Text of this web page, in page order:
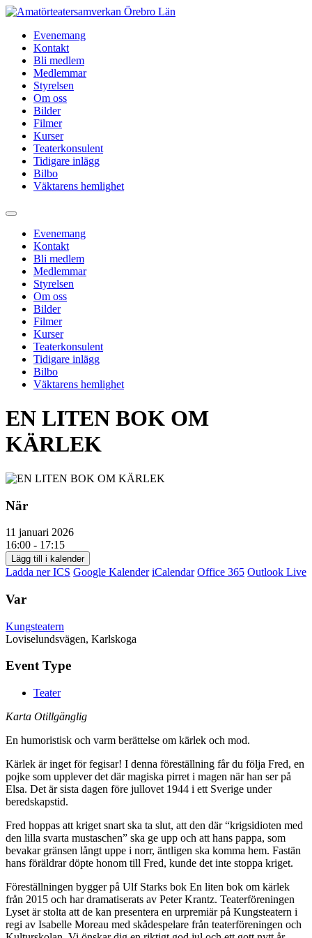
Hoppa
innehållEvenemang
Kontakt
Bli medlem
Medlemmar
Styrelsen
Om oss
Bilder
Filmer
Kurser
Teaterkonsulent
Tidigare inlägg
Bilbo
Väktarens hemlighet
Evenemang
Kontakt
Bli medlem
Medlemmar
Styrelsen
Om oss
Bilder
Filmer
Kurser
Teaterkonsulent
Tidigare inlägg
Bilbo
Väktarens hemlighet
EN LITEN BOK OM
KÄRLEK
När
11 januari 2026
16:00 - 17:15
Lägg till i kalender
Ladda ner ICS Google Kalender iCalendar Office 365 Outlook Live
Var
Kungsteatern
Loviselundsvägen, Karlskoga
Event Type
Teater
Karta Otillgänglig
En humoristisk och varm berättelse om kärlek och mod.
Kärlek är inget för fegisar! I denna föreställning får du följa Fred, en
pojke som upplever det där magiska pirret i magen när han ser på
Elsa. Det är sista dagen före jullovet 1944 i ett Sverige under
beredskapstid.
Fred hoppas att kriget snart ska ta slut, att den där “krigsidioten med
den lilla svarta mustaschen” ska ge upp och att hans pappa, som
bevakar gränsen långt uppe i norr, äntligen ska komma hem. Fastän
hans föräldrar döpte honom till Fred, kunde det inte stoppa kriget.
Föreställningen bygger på Ulf Starks bok En liten bok om kärlek
från 2015 och har dramatiserats av Peter Krantz. Teaterföreningen
Lyset är stolta att de kan presentera en urpremiär på Kungsteatern i
regi av Isabelle Moreau med skådespelare från teaterföreningen och